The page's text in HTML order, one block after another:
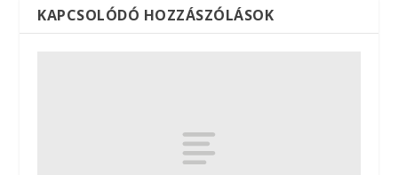
KAPCSOLÓDÓ HOZZÁSZÓLÁSOK